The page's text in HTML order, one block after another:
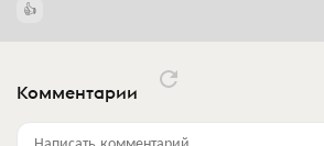
Комментарии
Написать комментарий...